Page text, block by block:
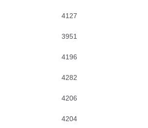
4127
3951
4196
4282
4206
4204